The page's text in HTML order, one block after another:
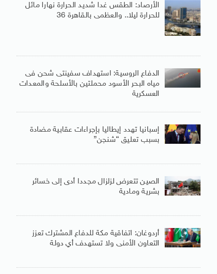
الأرصاد: الطقس غدا شديد الحرارة نهارا مائل
للحرارة ليلا.. والعظمى بالقاهرة 36
الدفاع الروسية: استهداف سفينتى شحن فى
مياه البحر الأسود محملتين بالأسلحة والمعدات
العسكرية
إسبانيا تهدد إيطاليا بإجراءات عقابية مضادة
بسبب تعليق “شنجن”
الصين تتعرض لزلزال مجددا أدى إلى خسائر
بشرية ومادية
أردوغان: اتفاقية مكة للدفاع المشترك تعزز
التعاون الأمنى ولا تستهدف أي دولة